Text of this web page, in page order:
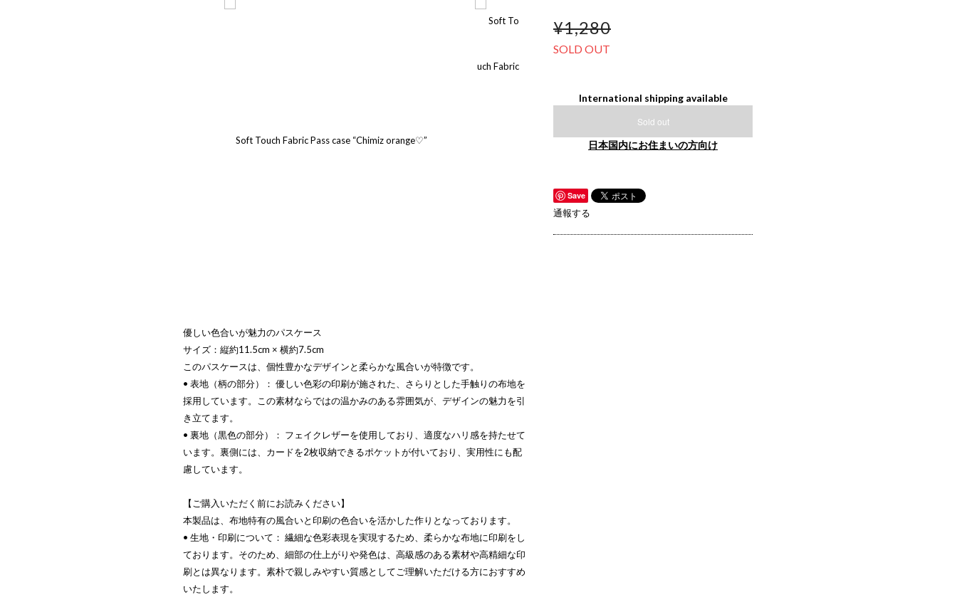
優しい色合いが魅力のパスケース
サイズ：縦約11.5cm × 横約7.5cm
このパスケースは、個性豊かなデザインと柔らかな風合いが特徴です。
• 表地（柄の部分）： 優しい色彩の印刷が施された、さらりとした手触りの布地を
採用しています。この素材ならではの温かみのある雰囲気が、デザインの魅力を引
き立てます。
• 裏地（黒色の部分）： フェイクレザーを使用しており、適度なハリ感を持たせて
います。裏側には、カードを2枚収納できるポケットが付いており、実用性にも配
慮しています。
【ご購入いただく前にお読みください】
本製品は、布地特有の風合いと印刷の色合いを活かした作りとなっております。
• 生地・印刷について： 繊細な色彩表現を実現するため、柔らかな布地に印刷をし
ております。そのため、細部の仕上がりや発色は、高級感のある素材や高精細な印
刷とは異なります。素朴で親しみやすい質感としてご理解いただける方におすすめ
いたします。
¥1,280
SOLD OUT
International shipping available
Sold out
日本国内にお住まいの方向け
Save
通報する